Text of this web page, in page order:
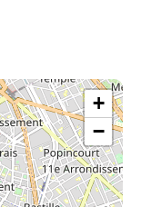
+
du BTP
+
−